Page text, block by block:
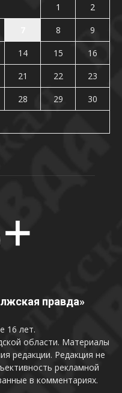
1
2
8
9
14 15
16
21 22
23
28 29
30
правда»
16 лет.
области. Материалы
редакции. Редакция не
рекламной
в комментариях.